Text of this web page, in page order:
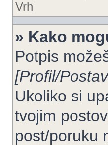
Vrh
» Kako
Potpis
[Profil/
Ukoliko si
tvojim
post/poruku